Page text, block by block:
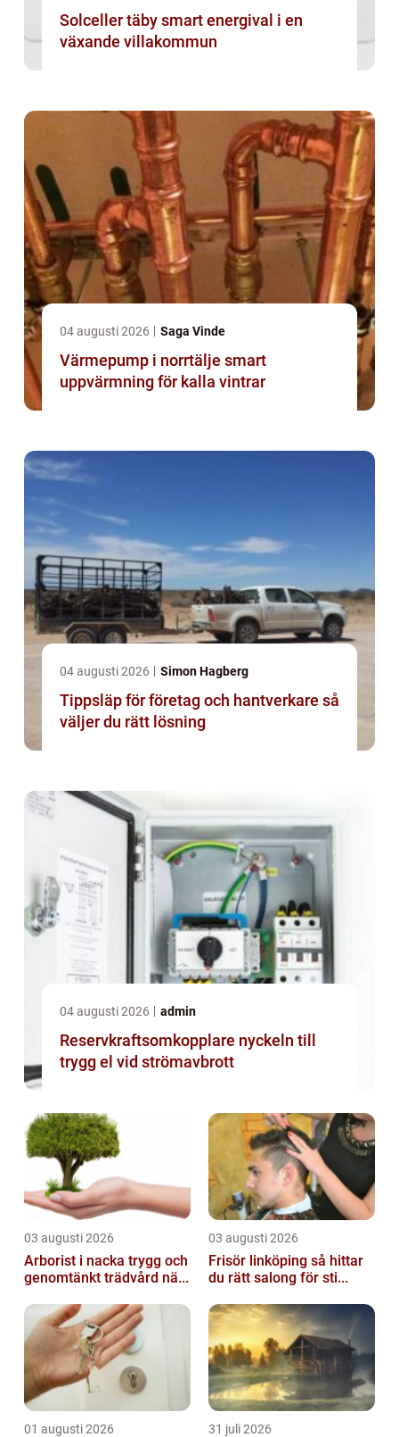
Solceller täby smart energival i en
växande villakommun
04 augusti 2026 Saga Vinde
Värmepump i norrtälje smart
uppvärmning för kalla vintrar
04 augusti 2026 Simon Hagberg
Tippsläp för företag och hantverkare så
väljer du rätt lösning
04 augusti 2026 admin
Reservkraftsomkopplare nyckeln till
trygg el vid strömavbrott
03 augusti 2026
Arborist i nacka trygg och
genomtänkt trädvård nä...
03 augusti 2026
Frisör linköping så hittar
du rätt salong för sti...
01 augusti 2026 31 juli 2026